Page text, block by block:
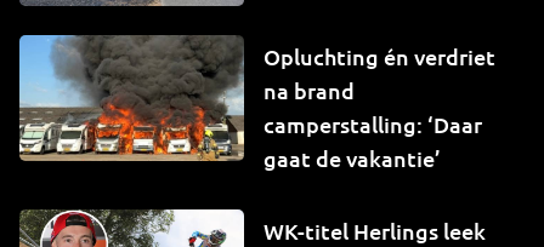
Opluchting én verdriet
na brand
camperstalling: ‘Daar
gaat de vakantie’
WK-titel Herlings leek